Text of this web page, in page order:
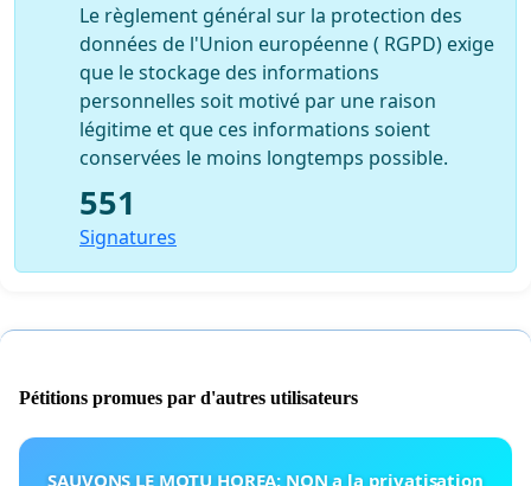
Le règlement général sur la protection des
données de l'Union européenne ( RGPD) exige
que le stockage des informations
personnelles soit motivé par une raison
légitime et que ces informations soient
conservées le moins longtemps possible.
551
Signatures
Pétitions promues par d'autres utilisateurs
SAUVONS LE MOTU HOREA: NON a la privatisation